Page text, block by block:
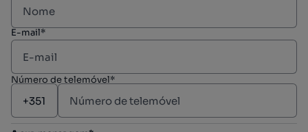
E-mail*
Número de telemóvel*